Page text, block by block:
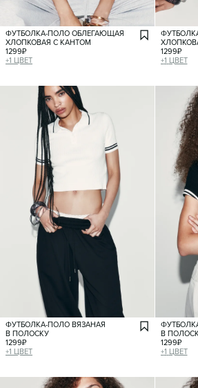
ФУТБОЛКА-ПОЛО ОБЛЕГАЮЩАЯ
ХЛОПКОВАЯ С КАНТОМ
1299₽
+1 ЦВЕТ
1299₽
+1 ЦВЕТ
ФУТБОЛКА-ПОЛО ВЯЗАНАЯ
В ПОЛОСКУ
1299₽
+1 ЦВЕТ
В
1299₽
+1 ЦВЕТ